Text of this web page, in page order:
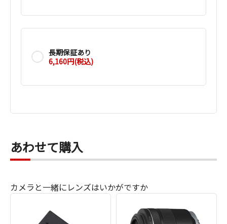
長期保証あり
6,160円(税込)
あわせて購入
カメラと一緒にレンズはいかがですか